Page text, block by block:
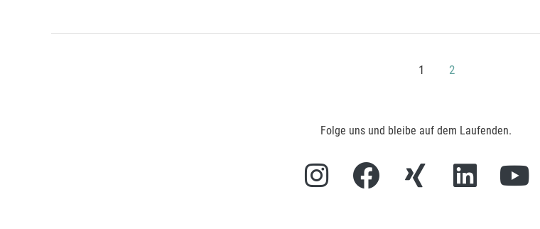
1 2
Folge uns und bleibe auf dem Laufenden.
I
n
F
a
X
i
L
i
Y
o